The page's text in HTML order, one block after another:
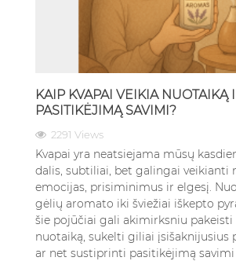
KAIP KVAPAI VEIKIA NUOTAIKĄ
PASITIKĖJIMĄ SAVIMI?
2291 Views
Kvapai yra neatsiejama mūsų
dalis, subtiliai, bet galingai veikianti
emocijas, prisiminimus ir elgesį.
gėlių aromato iki šviežiai iškepto
šie pojūčiai gali akimirksniu pakeisti
nuotaiką, sukelti giliai įsišaknijusius
ar net sustiprinti pasitikėjimą savimi